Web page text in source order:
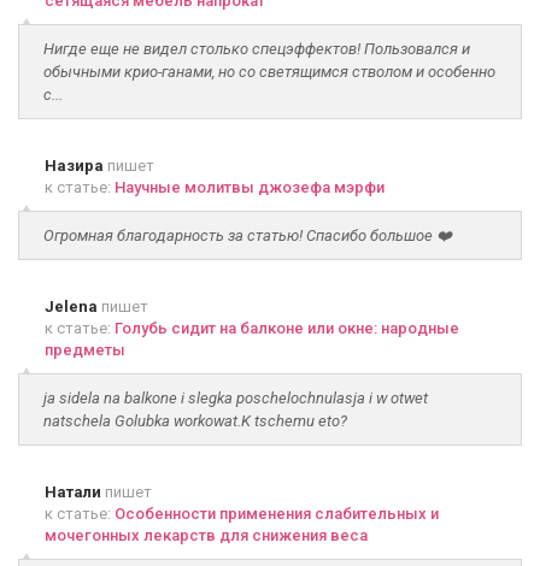
Нигде еще не видел столько спецэффектов! Пользовался и
обычными крио-ганами, но со светящимся стволом и особенно
с...
Назира пишет
к статье: Научные молитвы джозефа мэрфи
Огромная благодарность за статью! Спасибо большое ❤️
Jelena пишет
к статье: Голубь сидит на балконе или окне: народные
предметы
ja sidela na balkone i slegka poschelochnulasja i w otwet
natschela Golubka workowat.K tschemu eto?
Натали пишет
к статье: Особенности применения слабительных и
мочегонных лекарств для снижения веса